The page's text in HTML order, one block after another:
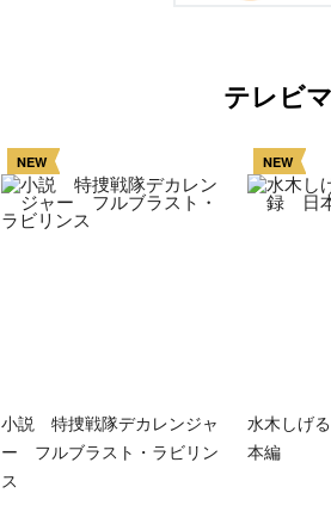
テレビ
NEW
小説 特捜戦隊デカレンジャ
ー フルブラスト・ラビリン
ス
NEW
水木しげ
本編